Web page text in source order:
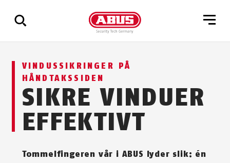
Via
alle
VINDUSSIKRINGER PÅ
HÅNDTAKSSIDEN
SIKRE VINDUER
EFFEKTIVT
Tommelfingeren vår i ABUS lyder slik: én